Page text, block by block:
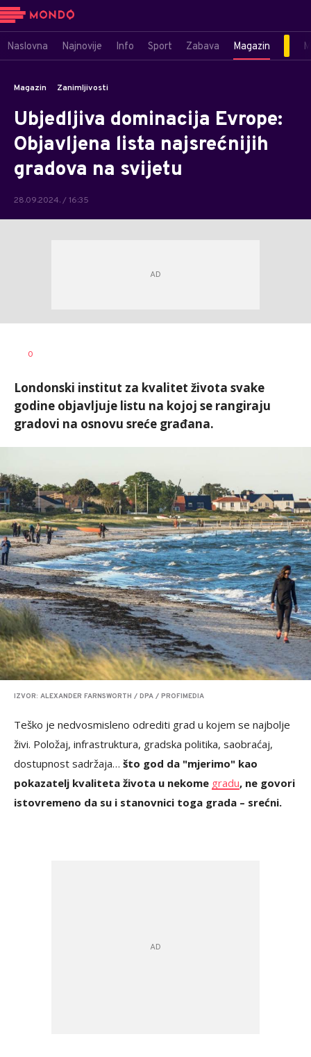
Naslovna Najnovije Info Sport Zabava Magazin
Magazin Zanimljivosti
Ubjedljiva dominacija Evrope:
Objavljena lista najsrećnijih
gradova na svijetu
28.09.2024. / 16:35
AUTOR
0
Londonski institut za kvalitet života svake
godine objavljuje listu na kojoj se rangiraju
gradovi na osnovu sreće građana.
IZVOR: ALEXANDER FARNSWORTH / DPA / PROFIMEDIA
Teško je nedvosmisleno odrediti grad u kojem se najbolje
živi. Položaj, infrastruktura, gradska politika, saobraćaj,
dostupnost sadržaja… što god da "mjerimo" kao
pokazatelj kvaliteta života u nekome gradu, ne govori
istovremeno da su i stanovnici toga grada – srećni.